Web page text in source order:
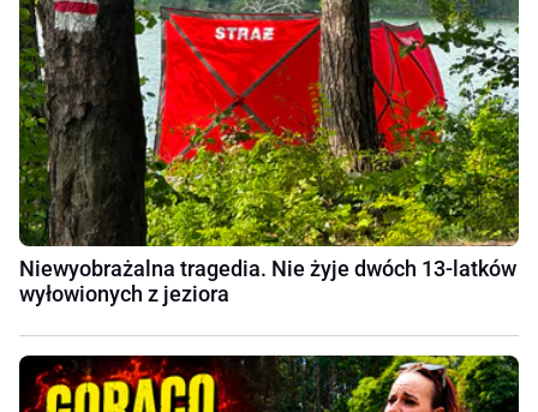
Niewyobrażalna tragedia. Nie żyje dwóch 13-latków
wyłowionych z jeziora